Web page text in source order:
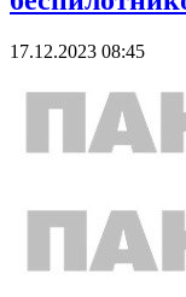
17.12.2023 08:45